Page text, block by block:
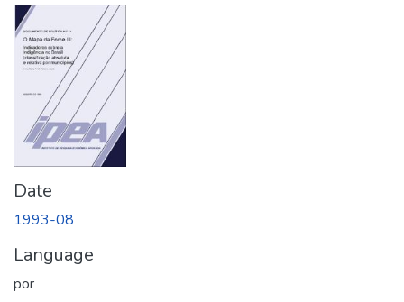
Date
1993-08
Language
por